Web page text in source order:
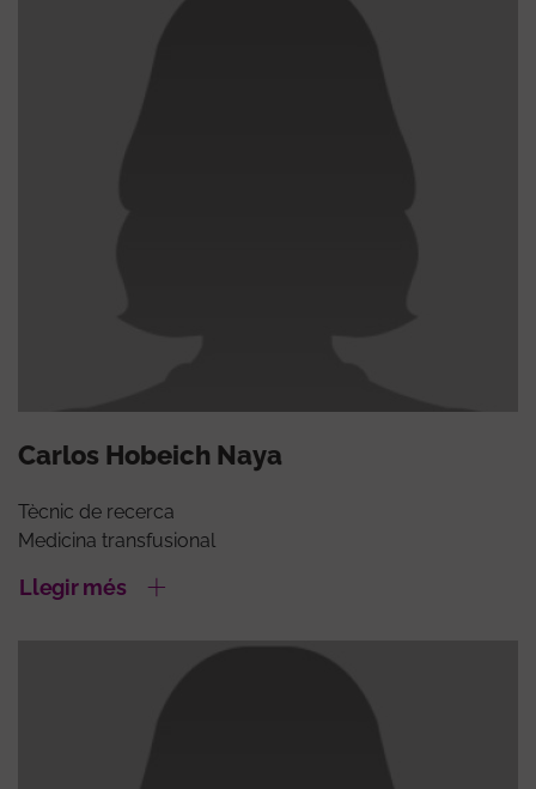
Carlos Hobeich Naya
Tècnic de recerca
Medicina transfusional
Llegir més